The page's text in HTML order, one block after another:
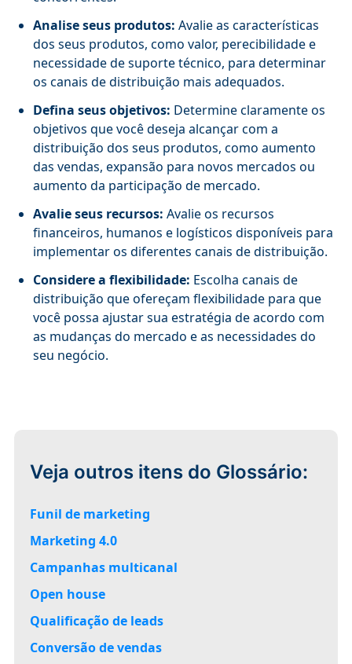
Analise seus produtos: Avalie as características
dos seus produtos, como valor, perecibilidade e
necessidade de suporte técnico, para determinar
os canais de distribuição mais adequados.
Defina seus objetivos: Determine claramente os
objetivos que você deseja alcançar com a
distribuição dos seus produtos, como aumento
das vendas, expansão para novos mercados ou
aumento da participação de mercado.
Avalie seus recursos: Avalie os recursos
financeiros, humanos e logísticos disponíveis para
implementar os diferentes canais de distribuição.
Considere a flexibilidade: Escolha canais de
distribuição que ofereçam flexibilidade para que
você possa ajustar sua estratégia de acordo com
as mudanças do mercado e as necessidades do
seu negócio.
Veja outros itens do Glossário:
Funil de marketing
Marketing 4.0
Campanhas multicanal
Open house
Qualificação de leads
Conversão de vendas